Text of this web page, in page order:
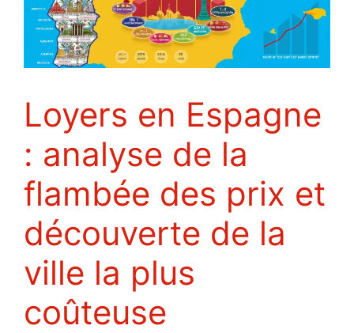
Loyers en Espagne
: analyse de la
flambée des prix et
découverte de la
ville la plus
coûteuse